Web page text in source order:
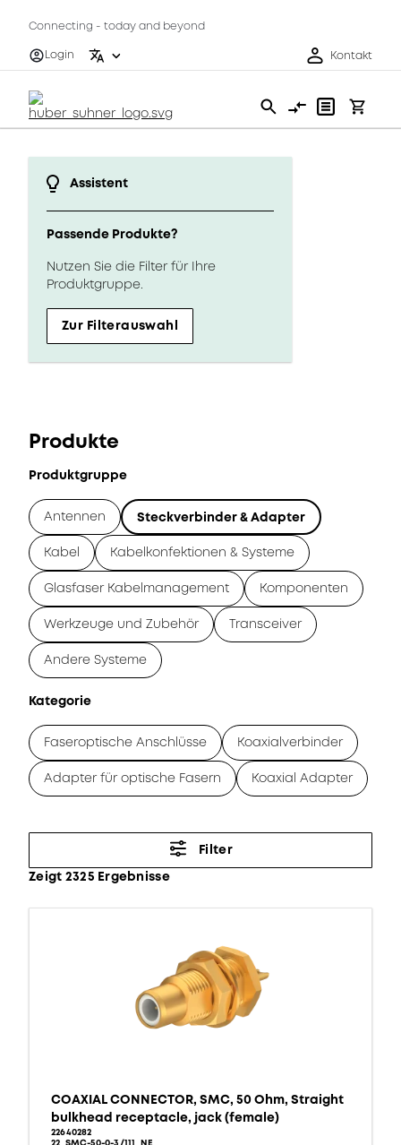
Connecting - today and beyond
Login
Kontakt
Assistent
Passende Produkte?
Nutzen Sie die Filter für Ihre
Produktgruppe.
Zur Filterauswahl
Produkte
Produktgruppe
Antennen Steckverbinder & Adapter
Kabel Kabelkonfektionen & Systeme
Glasfaser Kabelmanagement Komponenten
Werkzeuge und Zubehör Transceiver
Andere Systeme
Kategorie
Faseroptische Anschlüsse Koaxialverbinder
Adapter für optische Fasern Koaxial Adapter
Filter
Zeigt 2325 Ergebnisse
COAXIAL CONNECTOR, SMC, 50 Ohm, Straight
bulkhead receptacle, jack (female)
22640282